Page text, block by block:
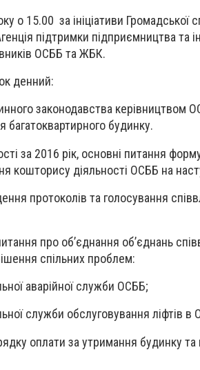
о 15.00 за ініціативи
підтримки підприємництва та
ОСББ та ЖБК.
денний:
законодавства керівництвом
багатоквартирного будинку.
за 2016 рік, основні питання
кошторису діяльності ОСББ на
протоколів та голосування
про об’єднання об’єднань
спільних проблем:
аварійної служби ОСББ;
служби обслуговування ліфтів в
оплати за утримання будинку та